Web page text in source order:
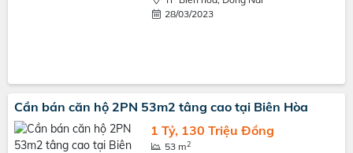
28/03/2023
Cần bán căn hộ 2PN 53m2 tâng cao tại Biên Hòa
1 Tỷ, 130 Triệu Đồng
53 m2